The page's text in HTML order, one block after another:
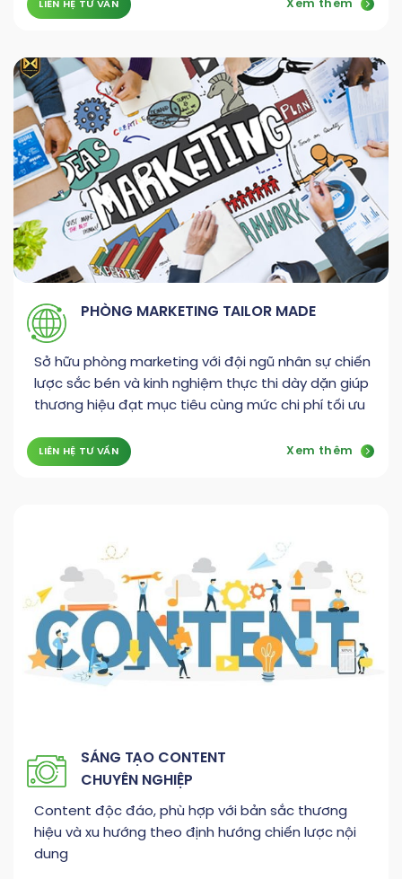
LIÊN HỆ TƯ VẤN Xem thêm
PHÒNG MARKETING TAILOR MADE
Sở hữu phòng marketing với đội ngũ nhân sự chiến
lược sắc bén và kinh nghiệm thực thi dày dặn giúp
thương hiệu đạt mục tiêu cùng mức chi phí tối ưu
LIÊN HỆ TƯ VẤN Xem thêm
SÁNG TẠO CONTENT
CHUYÊN NGHIỆP
Content độc đáo, phù hợp với bản sắc thương
hiệu và xu hướng theo định hướng chiến lược nội
dung